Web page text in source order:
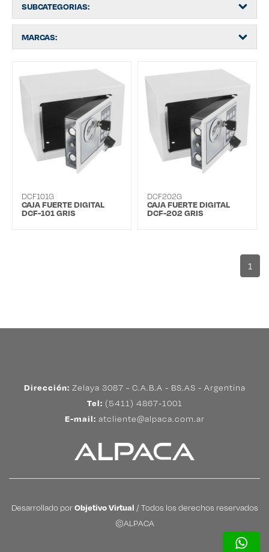
SUBCATEGORIAS:
MARCAS:
DCF101G
CAJA FUERTE DIGITAL
DCF-101 GRIS
DCF202G
CAJA FUERTE DIGITAL
DCF-202 GRIS
1
Dirección: Zelaya 3087 - C.A.B.A - BS.AS - Argentina
Tel: (5411) 4867-1001
E-mail: atcliente@alpaca.com.ar
Desarrollado porObjetivo Virtual / Todos los derechos reservados
©ALPACA